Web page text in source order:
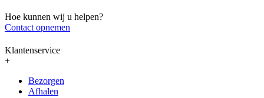
Hoe kunnen wij u helpen?
Contact opnemen
Klantenservice
+
Bezorgen
Afhalen